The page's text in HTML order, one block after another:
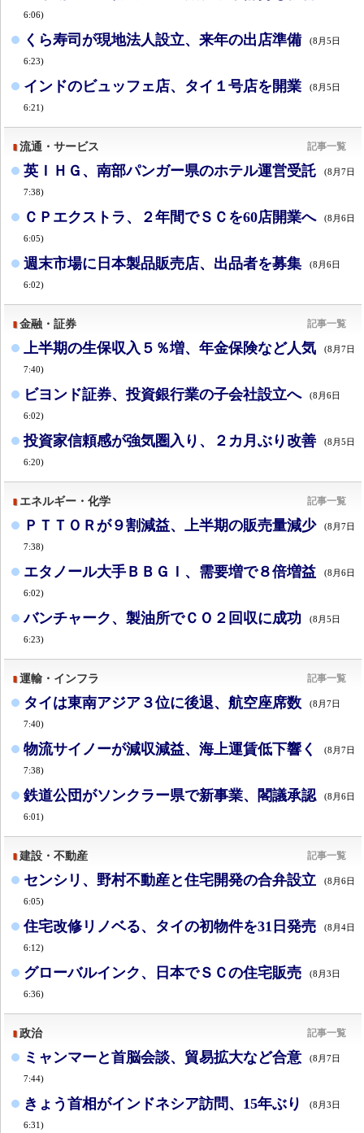
6:06)
くら寿司が現地法人設立、来年の出店準備 (8月5日
6:23)
インドのビュッフェ店、タイ１号店を開業 (8月5日
6:21)
流通・サービス 記事一覧
英ＩＨＧ、南部パンガー県のホテル運営受託 (8月7日
7:38)
ＣＰエクストラ、２年間でＳＣを60店開業へ (8月6日
6:05)
週末市場に日本製品販売店、出品者を募集 (8月6日
6:02)
金融・証券 記事一覧
上半期の生保収入５％増、年金保険など人気 (8月7日
7:40)
ビヨンド証券、投資銀行業の子会社設立へ (8月6日
6:02)
投資家信頼感が強気圏入り、２カ月ぶり改善 (8月5日
6:20)
エネルギー・化学 記事一覧
ＰＴＴＯＲが９割減益、上半期の販売量減少 (8月7日
7:38)
エタノール大手ＢＢＧＩ、需要増で８倍増益 (8月6日
6:02)
バンチャーク、製油所でＣＯ２回収に成功 (8月5日
6:23)
運輸・インフラ 記事一覧
タイは東南アジア３位に後退、航空座席数 (8月7日
7:40)
物流サイノーが減収減益、海上運賃低下響く (8月7日
7:38)
鉄道公団がソンクラー県で新事業、閣議承認 (8月6日
6:01)
建設・不動産 記事一覧
センシリ、野村不動産と住宅開発の合弁設立 (8月6日
6:05)
住宅改修リノベる、タイの初物件を31日発売 (8月4日
6:12)
グローバルインク、日本でＳＣの住宅販売 (8月3日
6:36)
政治 記事一覧
ミャンマーと首脳会談、貿易拡大など合意 (8月7日
7:44)
きょう首相がインドネシア訪問、15年ぶり (8月3日
6:31)